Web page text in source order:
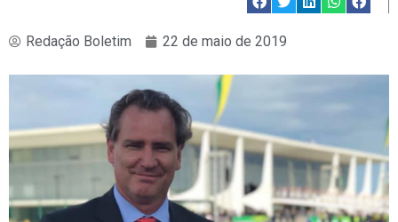
Redação Boletim 22 de maio de 2019